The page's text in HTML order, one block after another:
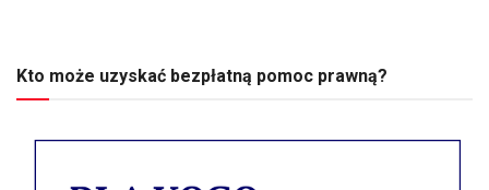
Kto może uzyskać bezpłatną pomoc prawną?